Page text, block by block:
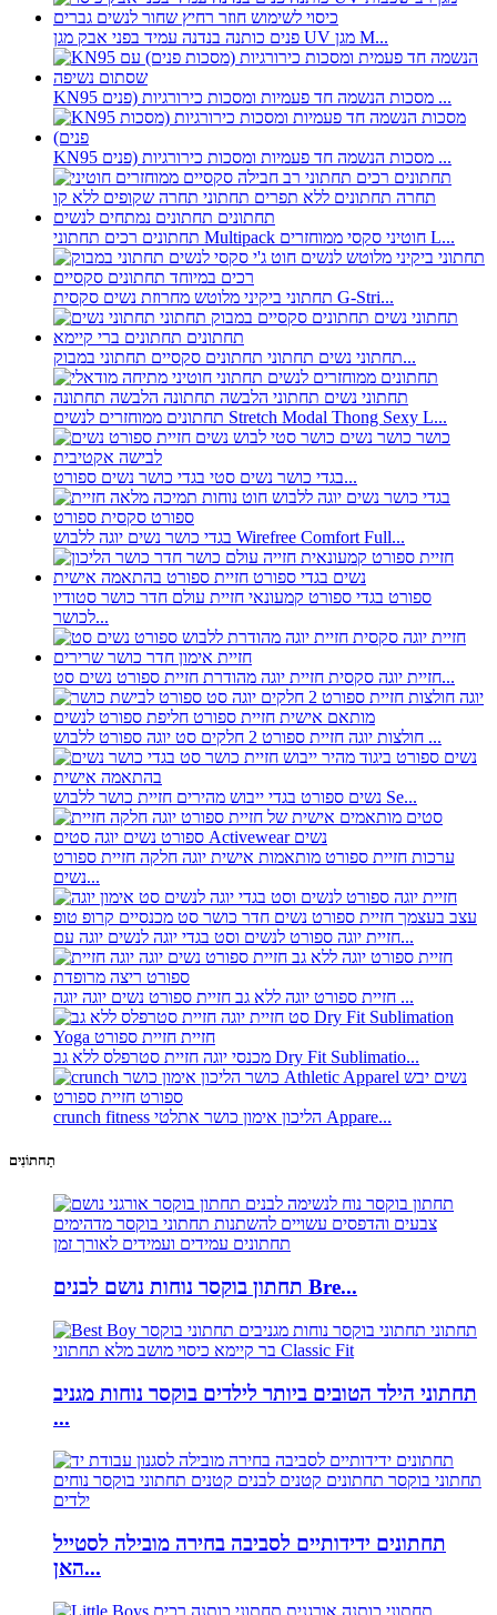
פנים כותנה בנדנה עמיד בפני אבק מגן UV מגן M...
KN95 מסכות הנשמה חד פעמיות ומסכות כירורגיות (פנים ...
KN95 מסכות הנשמה חד פעמיות ומסכות כירורגיות (פנים ...
תחתונים רכים תחתוני Multipack חוטיני סקסי ממוחזרים L...
תחתוני ביקיני מלוטש מחרוזת נשים סקסית G-Stri...
תחתוני נשים תחתוני תחתונים סקסיים תחתוני במבוק...
תחתונים ממוחזרים לנשים Stretch Modal Thong Sexy L...
בגדי כושר נשים סטי בגדי כושר נשים ספורט...
בגדי כושר נשים יוגה ללבוש Wirefree Comfort Full...
ספורט בגדי ספורט קמעונאי חזיית עולם חדר כושר סטודיו
לכושר...
חזיית יוגה סקסית חזיית יוגה מהודרת חזיית ספורט נשים סט...
חולצות יוגה חזיית ספורט 2 חלקים סט יוגה ספורט ללבוש ...
נשים ספורט בגדי ייבוש מהירים חזיית כושר ללבוש Se...
ערכות חזיית ספורט מותאמות אישית יוגה חלקה חזיית ספורט
נשים...
חזיית יוגה ספורט לנשים וסט בגדי יוגה לנשים יוגה עם...
חזיית ספורט יוגה ללא גב חזיית ספורט נשים יוגה יוגה ...
מכנסי יוגה חזיית סטרפלס ללא גב Dry Fit Sublimatio...
crunch fitness הליכון אימון כושר אתלטי Appare...
תַחתוֹנִים
תחתון בוקסר נוחות נושם לבנים Bre...
תחתוני הילד הטובים ביותר לילדים בוקסר נוחות מגניב
...
תחתונים ידידותיים לסביבה בחירה מובילה לסטייל
האן...